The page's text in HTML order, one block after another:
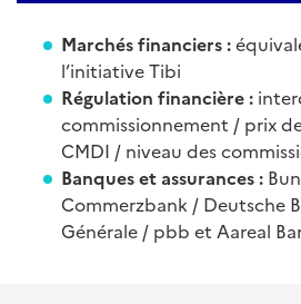
Marchés financiers :
l’initiative Tibi
Régulation financière :
commissionnement / prix
CMDI / niveau des
Banques et assurances :
Commerzbank / Deutsche
Générale / pbb et Aareal